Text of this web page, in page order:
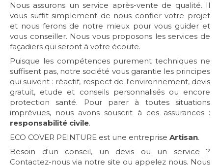
Nous assurons un service après-vente de qualité. Il
vous suffit simplement de nous confier votre projet
et nous ferons de notre mieux pour vous guider et
vous conseiller. Nous vous proposons les services de
façadiers qui seront à votre écoute.
Puisque les compétences purement techniques ne
suffisent pas, notre société vous garantie les principes
qui suivent : réactif, respect de l'environnement, devis
gratuit, etude et conseils personnalisés ou encore
protection santé. Pour parer à toutes situations
imprévues, nous avons souscrit à ces assurances :
responsabilité civile.
ECO COVER PEINTURE est une entreprise Artisan.
Besoin d'un conseil, un devis ou un service ?
Contactez-nous via notre site ou appelez nous. Nous